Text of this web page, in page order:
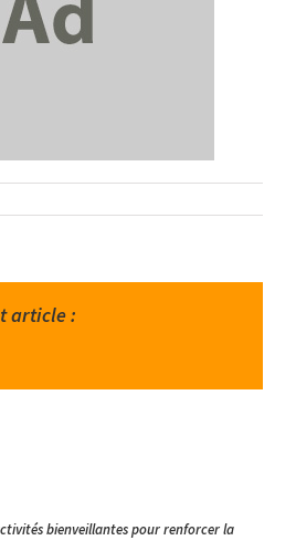
article :
activités bienveillantes pour renforcer la